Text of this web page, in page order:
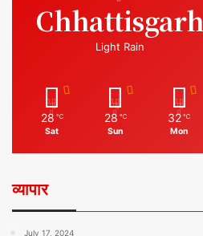
Chhattisgarh
Light Rain
28 ℃
Sat
28 ℃
Sun
32 ℃
Mon
व्यापार
July 17, 2024